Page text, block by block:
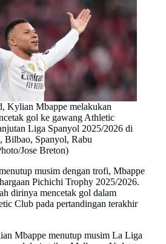
Kylian Mbappe melakukan
gol ke gawang Athletic
Liga Spanyol 2025/2026 di
Bilbao, Spanyol, Rabu
Jose Breton)
musim dengan trofi, Mbappe
Pichichi Trophy 2025/2026.
dirinya mencetak gol dalam
Club pada pertandingan terakhir
Mbappe menutup musim La Liga